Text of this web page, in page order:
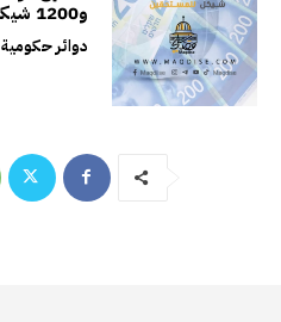
و1200 شيكل للمستحقين
دوائر حكومية